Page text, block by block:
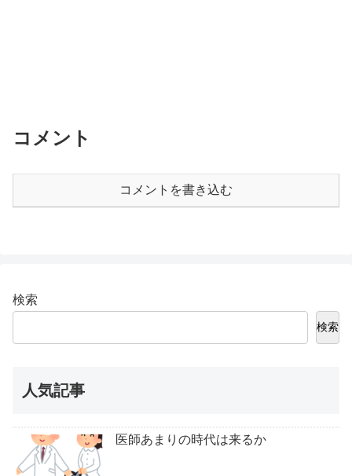
コメント
コメントを書き込む
検索
検索
人気記事
医師あまりの時代は来るか